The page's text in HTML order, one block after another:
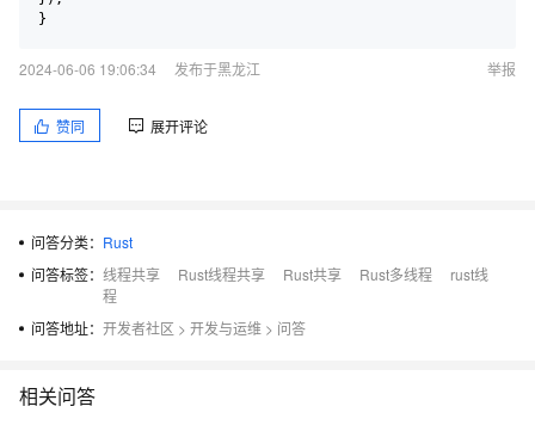
2024-06-06 19:06:34 发布于黑龙江 举报
赞同 展开评论
问答分类： Rust
问答标签： 线程共享 Rust线程共享 Rust共享 Rust多线程
rust线
程
问答地址： 开发者社区 > 开发与运维 > 问答
相关问答